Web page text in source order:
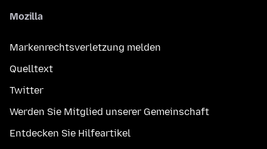
Mozilla
Markenrechtsverletzung melden
Quelltext
Twitter
Werden Sie Mitglied unserer Gemeinschaft
Entdecken Sie Hilfeartikel